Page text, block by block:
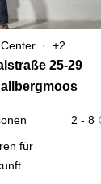
+2
25-29
2 - 8
für